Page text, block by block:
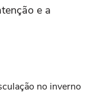
e a
no inverno